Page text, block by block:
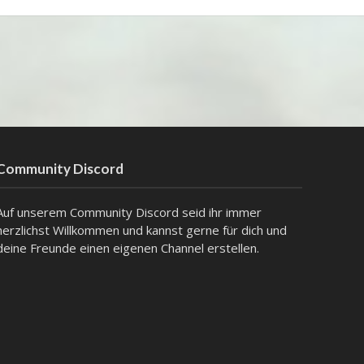
Discord
unserem Community Discord seid ihr immer
Willkommen und kannst gerne für dich und
Freunde einen eigenen Channel erstellen.